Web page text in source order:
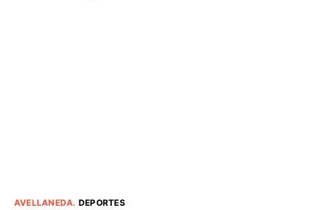
AVELLANEDA. DEPORTES